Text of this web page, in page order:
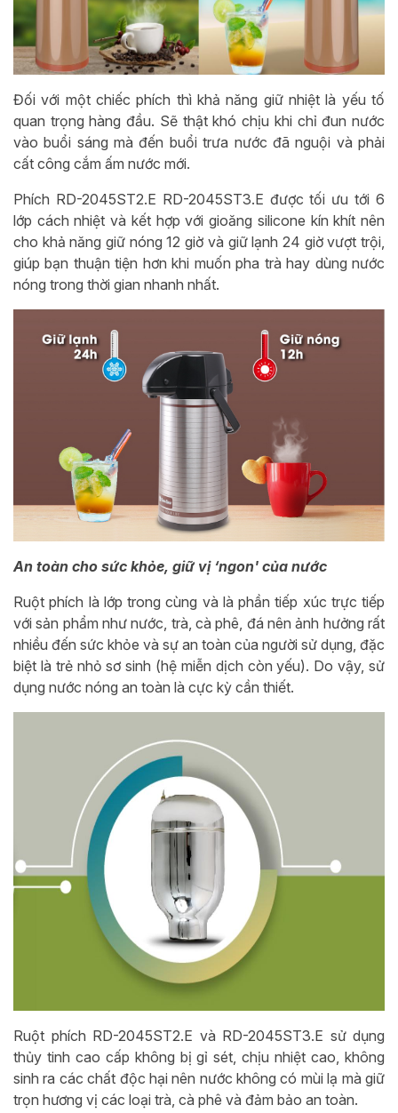
Đối với một chiếc phích thì khả năng giữ nhiệt là yếu tố
quan trọng hàng đầu. Sẽ thật khó chịu khi chỉ đun nước
vào buổi sáng mà đến buổi trưa nước đã nguội và phải
cất công cắm ấm nước mới.
Phích RD-2045ST2.E RD-2045ST3.E được tối ưu tới 6
lớp cách nhiệt và kết hợp với gioăng silicone kín khít nên
cho khả năng giữ nóng 12 giờ và giữ lạnh 24 giờ vượt trội,
giúp bạn thuận tiện hơn khi muốn pha trà hay dùng nước
nóng trong thời gian nhanh nhất.
An toàn cho sức khỏe, giữ vị ‘ngon' của nước
Ruột phích là lớp trong cùng và là phần tiếp xúc trực tiếp
với sản phẩm như nước, trà, cà phê, đá nên ảnh hưởng rất
nhiều đến sức khỏe và sự an toàn của người sử dụng, đặc
biệt là trẻ nhỏ sơ sinh (hệ miễn dịch còn yếu). Do vậy, sử
dụng nước nóng an toàn là cực kỳ cần thiết.
Ruột phích RD-2045ST2.E và RD-2045ST3.E sử dụng
thủy tinh cao cấp không bị gỉ sét, chịu nhiệt cao, không
sinh ra các chất độc hại nên nước không có mùi lạ mà giữ
trọn hương vị các loại trà, cà phê và đảm bảo an toàn.